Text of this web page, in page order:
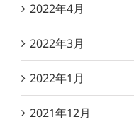
2022年4月
2022年3月
2022年1月
2021年12月